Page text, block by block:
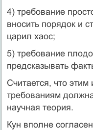
4) требование
вносить порядок и
царил хаос;
5) требование
предсказывать
Считается, что
требованиям
научная теория.
Кун вполне